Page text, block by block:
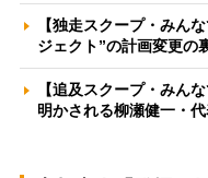
【独走スクープ・みん
ジェクト”の計画変更の
【追及スクープ・みん
明かされる柳瀬健一・